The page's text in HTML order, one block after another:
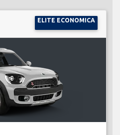
ELITE ECONOMICA